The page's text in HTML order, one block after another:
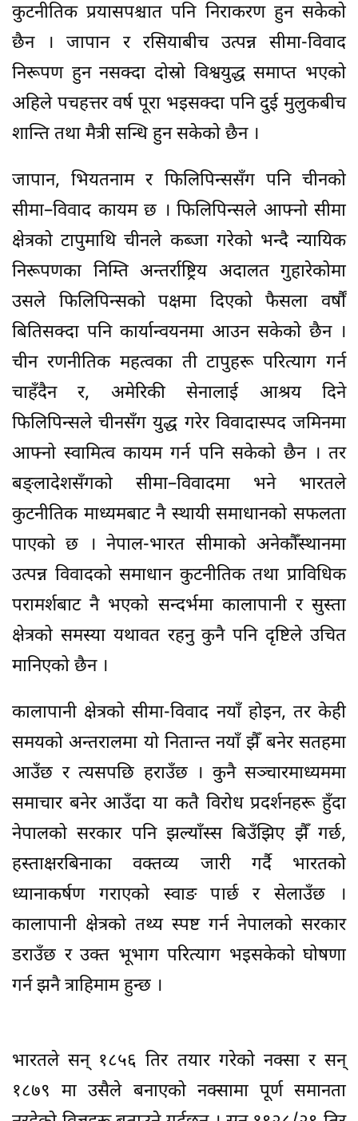
कुटनीतिक प्रयासपश्चात पनि निराकरण हुन सकेको
छैन । जापान र रसियाबीच उत्पन्न सीमा-विवाद
निरूपण हुन नसक्दा दोस्रो विश्वयुद्ध समाप्त भएको
अहिले पचहत्तर वर्ष पूरा भइसक्दा पनि दुई मुलुकबीच
शान्ति तथा मैत्री सन्धि हुन सकेको छैन ।
जापान, भियतनाम र फिलिपिन्ससँग पनि चीनको
सीमा–विवाद कायम छ । फिलिपिन्सले आफ्नो सीमा
क्षेत्रको टापुमाथि चीनले कब्जा गरेको भन्दै न्यायिक
निरूपणका निम्ति अन्तर्राष्ट्रिय अदालत गुहारेकोमा
उसले फिलिपिन्सको पक्षमा दिएको फैसला वर्षौं
बितिसक्दा पनि कार्यान्वयनमा आउन सकेको छैन ।
चीन रणनीतिक महत्वका ती टापुहरू परित्याग गर्न
चाहँदैन र, अमेरिकी सेनालाई आश्रय दिने
फिलिपिन्सले चीनसँग युद्ध गरेर विवादास्पद जमिनमा
आफ्नो स्वामित्व कायम गर्न पनि सकेको छैन । तर
बङ्लादेशसँगको सीमा–विवादमा भने भारतले
कुटनीतिक माध्यमबाट नै स्थायी समाधानको सफलता
पाएको छ । नेपाल-भारत सीमाको अनेकौँस्थानमा
उत्पन्न विवादको समाधान कुटनीतिक तथा प्राविधिक
परामर्शबाट नै भएको सन्दर्भमा कालापानी र सुस्ता
क्षेत्रको समस्या यथावत रहनु कुनै पनि दृष्टिले उचित
मानिएको छैन ।
कालापानी क्षेत्रको सीमा-विवाद नयाँ होइन, तर केही
समयको अन्तरालमा यो नितान्त नयाँ झैँ बनेर सतहमा
आउँछ र त्यसपछि हराउँछ । कुनै सञ्चारमाध्यममा
समाचार बनेर आउँदा या कतै विरोध प्रदर्शनहरू हुँदा
नेपालको सरकार पनि झल्याँस्स बिउँझिए झैँ गर्छ,
हस्ताक्षरबिनाका वक्तव्य जारी गर्दै भारतको
ध्यानाकर्षण गराएको स्वाङ पार्छ र सेलाउँछ ।
कालापानी क्षेत्रको तथ्य स्पष्ट गर्न नेपालको सरकार
डराउँछ र उक्त भूभाग परित्याग भइसकेको घोषणा
गर्न झनै त्राहिमाम हुन्छ ।
भारतले सन् १८५६ तिर तयार गरेको नक्सा र सन्
१८७९ मा उसैले बनाएको नक्सामा पूर्ण समानता